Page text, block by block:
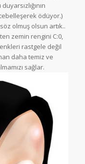
ödüyor.)
olmuş olsun artık..
zemin rengini C:0,
rastgele değil
daha temiz ve
sağlar.